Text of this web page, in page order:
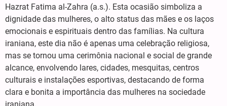
Hazrat Fatima al-Zahra (a.s.). Esta ocasião simboliza a
dignidade das mulheres, o alto status das mães e os laços
emocionais e espirituais dentro das famílias. Na cultura
iraniana, este dia não é apenas uma celebração religiosa,
mas se tornou uma cerimônia nacional e social de grande
alcance, envolvendo lares, cidades, mesquitas, centros
culturais e instalações esportivas, destacando de forma
clara e bonita a importância das mulheres na sociedade